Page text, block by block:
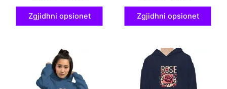
Zgjidhni opsionet Zgjidhni opsionet